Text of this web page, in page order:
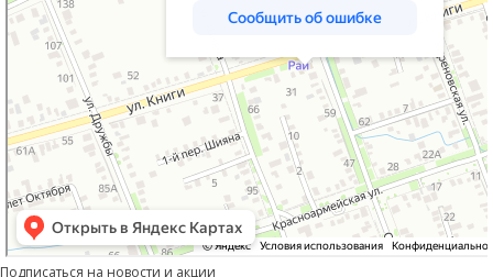
Подписаться на новости и акции